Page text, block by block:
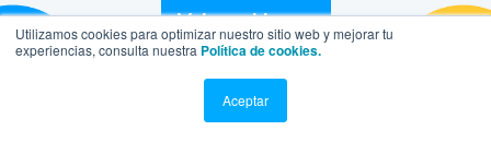
Utilizamos cookies para optimizar nuestro sitio web y mejorar tu
experiencias, consulta nuestra Política de cookies.
Aceptar
Volver al home